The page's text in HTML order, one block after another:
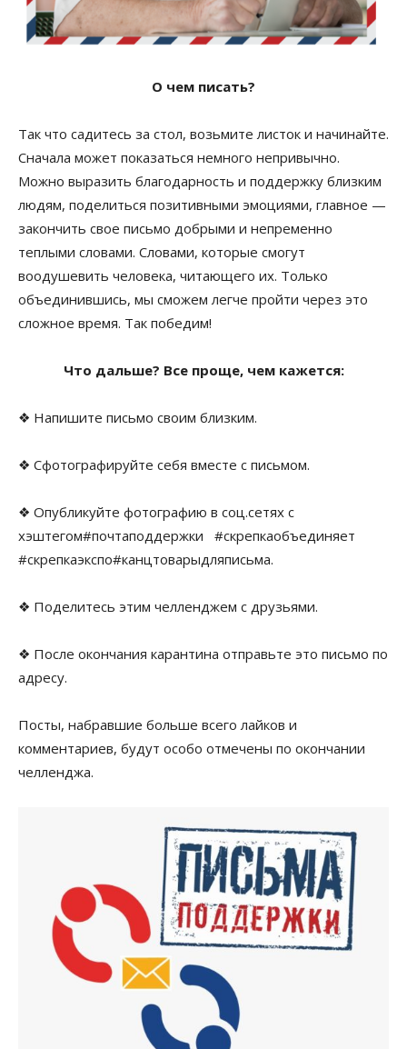
О чем писать?
Так что садитесь за стол, возьмите листок и начинайте.
Сначала может показаться немного непривычно.
Можно выразить благодарность и поддержку близким
людям, поделиться позитивными эмоциями, главное —
закончить свое письмо добрыми и непременно
теплыми словами. Словами, которые смогут
воодушевить человека, читающего их. Только
объединившись, мы сможем легче пройти через это
сложное время. Так победим!
Что дальше? Все проще, чем кажется:
❖ Напишите письмо своим близким.
❖ Сфотографируйте себя вместе с письмом.
❖ Опубликуйте фотографию в соц.сетях с
хэштегом#почтаподдержки #скрепкаобъединяет
#скрепкаэкспо#канцтоварыдляписьма.
❖ Поделитесь этим челленджем с друзьями.
❖ После окончания карантина отправьте это письмо по
адресу.
Посты, набравшие больше всего лайков и
комментариев, будут особо отмечены по окончании
челленджа.